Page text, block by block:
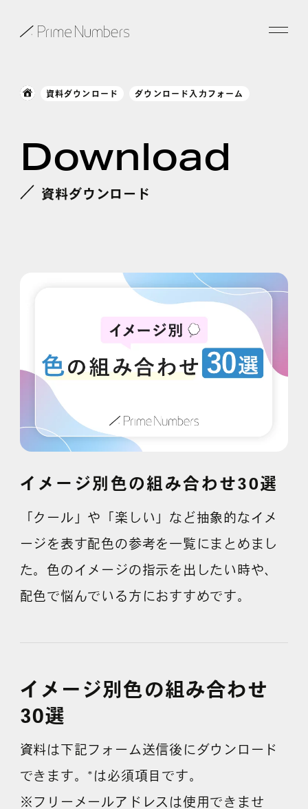
事例紹介
お役立ち情報
各種ご相談 資料ダウンロード
セミナー申し込み
無料診断実施中
Webマーケティング用語集
資料ダウンロード ダウンロード入力フォーム
Download
資料ダウンロード
イメージ別色の組み合わせ30選
「クール」や「楽しい」など抽象的なイメ
ージを表す配色の参考を一覧にまとめまし
た。色のイメージの指示を出したい時や、
配色で悩んでいる方におすすめです。
イメージ別色の組み合わせ
30選
資料は下記フォーム送信後にダウンロード
できます。*は必須項目です。
※フリーメールアドレスは使用できませ